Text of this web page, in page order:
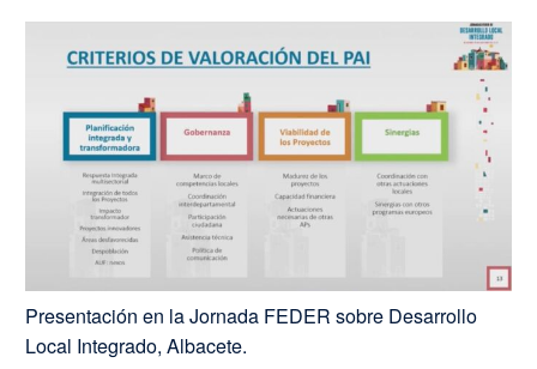
Presentación en la Jornada FEDER sobre Desarrollo
Local Integrado, Albacete.